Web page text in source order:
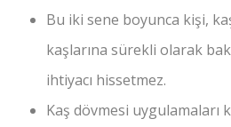
Bu iki sene boyunca kişi,
kaşlarına sürekli olarak
ihtiyacı hissetmez.
Kaş dövmesi uygulamaları